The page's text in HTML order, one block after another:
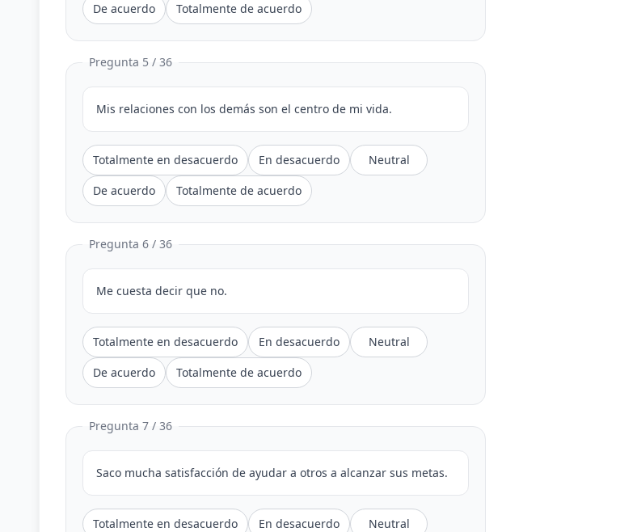
De acuerdo
Totalmente de acuerdo
Pregunta 5 / 36
Mis relaciones con los demás son el centro de mi vida.
Totalmente en desacuerdo En desacuerdo
Neutral
De acuerdo
Totalmente de acuerdo
Pregunta 6 / 36
Me cuesta decir que no.
Totalmente en desacuerdo En desacuerdo
Neutral
De acuerdo
Totalmente de acuerdo
Pregunta 7 / 36
Saco mucha satisfacción de ayudar a otros a alcanzar sus metas.
Totalmente en desacuerdo En desacuerdo
Neutral